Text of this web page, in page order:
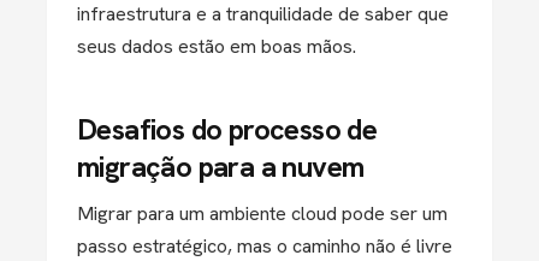
infraestrutura e a tranquilidade de saber que
seus dados estão em boas mãos.
Desafios do processo de
migração para a nuvem
Migrar para um ambiente cloud pode ser um
passo estratégico, mas o caminho não é livre